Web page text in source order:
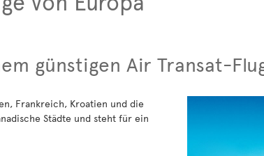
günstigen Air Transat-
Frankreich, Kroatien und die
Städte und steht für ein